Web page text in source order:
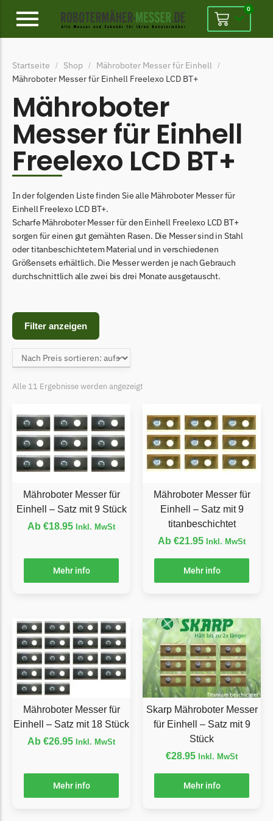
Alpina Messer
Ambrogio
Ambrogio Messer
Begrenzungsdraht
Belrobotics
Belrobotics Messer
Begrenzungsdraht
Black & Decker
Black & Decker Messer
Begrenzungsdraht
Bosch Indego Messer
Central Park
Cramer
Cramer Messer
Begrenzungsdraht
Cub Cadet Messer
Ecovacs Messer
Einhell
Begrenzungsdraht
Etesia
Etesia Messer
Begrenzungsdraht
Eufy
Eufy Messer
Ferrex Messer
Begrenzungsdraht
0
Startseite / Shop / Mähroboter Messer für Einhell /
Mähroboter Messer für Einhell Freelexo LCD BT+
Mähroboter
Messer für Einhell
Freelexo LCD BT+
In der folgenden Liste finden Sie alle Mähroboter Messer für
Einhell Freelexo LCD BT+.
Scharfe Mähroboter Messer für den Einhell Freelexo LCD BT+
sorgen für einen gut gemähten Rasen. Die Messer sind in Stahl
oder titanbeschichtetem Material und in verschiedenen
Größensets erhältlich. Die Messer werden je nach Gebrauch
durchschnittlich alle zwei bis drei Monate ausgetauscht.
Filter anzeigen
Alle 11 Ergebnisse werden angezeigt
Mähroboter Messer für
Einhell – Satz mit 9 Stück
Ab €18.95 Inkl. MwSt
Mehr info
Mähroboter Messer für
Einhell – Satz mit 9
titanbeschichtet
Ab €21.95 Inkl. MwSt
Mehr info
Mähroboter Messer für
Einhell – Satz mit 18 Stück
Ab €26.95 Inkl. MwSt
Mehr info
Skarp Mähroboter Messer
für Einhell – Satz mit 9
Stück
€28.95 Inkl. MwSt
Mehr info